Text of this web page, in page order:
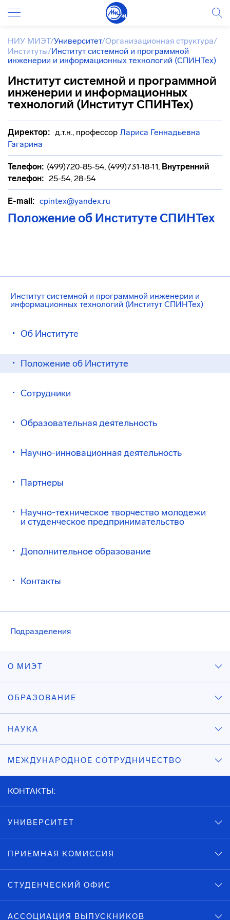
Институт системной и программной инженерии и
информационных технологий (Институт СПИНТех)
Об Институте
Положение об Институте
Сотрудники
Образовательная деятельность
Научно-инновационная деятельность
Партнеры
Научно-техническое творчество молодежи
и студенческое предпринимательство
Дополнительное образование
Контакты
Подразделения
НИУ МИЭТ/Университет/Организационная структура/
Институты/Институт системной и программной
инженерии и информационных технологий (СПИНТех)
Институт системной и программной
инженерии и информационных
технологий (Институт СПИНТех)
Директор: д.т.н., профессор Лариса Геннадьевна
Гагарина
Телефон: (499)720-85-54, (499)731-18-11, Внутренний
телефон: 25-54, 28-54
E-mail: cpintex@yandex.ru
Положение об Институте СПИНТех
О МИЭТ
ОБРАЗОВАНИЕ
НАУКА
МЕЖДУНАРОДНОЕ СОТРУДНИЧЕСТВО
КОНТАКТЫ:
УНИВЕРСИТЕТ
ПРИЕМНАЯ КОМИССИЯ
СТУДЕНЧЕСКИЙ ОФИС
АССОЦИАЦИЯ ВЫПУСКНИКОВ